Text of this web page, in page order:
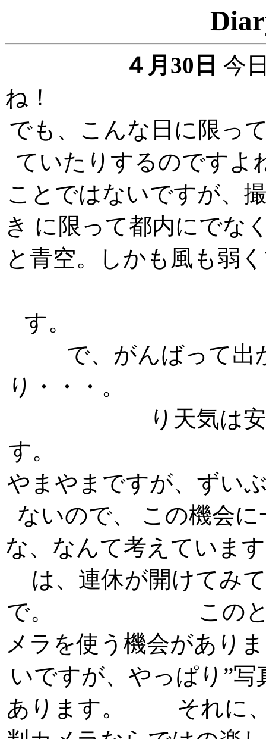
４月30日 今
でも、こんな日に限っ
ていたりするのですよ
ことではないですが、
き に限って都内にでな
と青空。しかも風も弱
で、がんばって出
り・・・。
り天気は
す。 出
やまやまですが、ずい
ないので、 この機会
な、なんて考えていま
は、連休が開けてみ
で。 このところ
メラを使う機会があり
いですが、やっぱり”
あります。 それに、